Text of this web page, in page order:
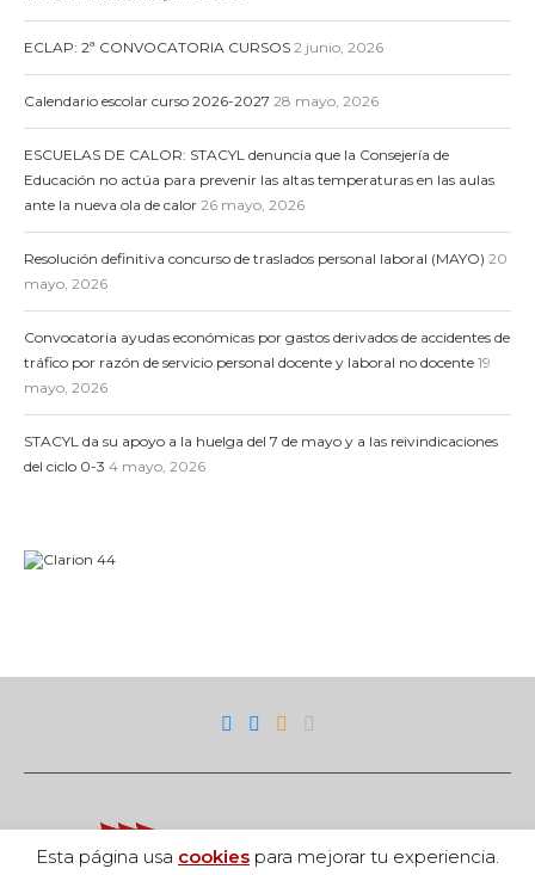
ECLAP: 2ª CONVOCATORIA CURSOS 2 junio, 2026
Calendario escolar curso 2026-2027 28 mayo, 2026
ESCUELAS DE CALOR: STACYL denuncia que la Consejería de
Educación no actúa para prevenir las altas temperaturas en las aulas
ante la nueva ola de calor 26 mayo, 2026
Resolución definitiva concurso de traslados personal laboral (MAYO) 20
mayo, 2026
Convocatoria ayudas económicas por gastos derivados de accidentes de
tráfico por razón de servicio personal docente y laboral no docente 19
mayo, 2026
STACYL da su apoyo a la huelga del 7 de mayo y a las reivindicaciones
del ciclo 0-3 4 mayo, 2026
Esta página usa cookies para mejorar tu experiencia.